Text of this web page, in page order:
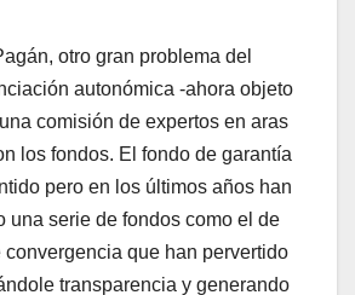
otro gran problema del
autonómica -ahora objeto
comisión de expertos en aras
los fondos. El fondo de garantía
pero en los últimos años han
una serie de fondos como el de
que han pervertido
transparencia y generando